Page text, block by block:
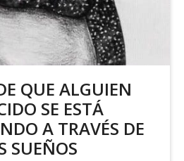
QUE ALGUIEN
SE ESTÁ
A TRAVÉS DE
SUEÑOS